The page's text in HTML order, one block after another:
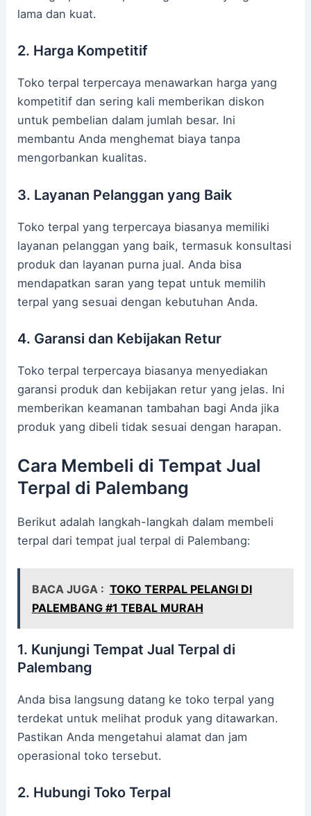
lama dan kuat.
2. Harga Kompetitif
Toko terpal terpercaya menawarkan harga yang
kompetitif dan sering kali memberikan diskon
untuk pembelian dalam jumlah besar. Ini
membantu Anda menghemat biaya tanpa
mengorbankan kualitas.
3. Layanan Pelanggan yang Baik
Toko terpal yang terpercaya biasanya memiliki
layanan pelanggan yang baik, termasuk konsultasi
produk dan layanan purna jual. Anda bisa
mendapatkan saran yang tepat untuk memilih
terpal yang sesuai dengan kebutuhan Anda.
4. Garansi dan Kebijakan Retur
Toko terpal terpercaya biasanya menyediakan
garansi produk dan kebijakan retur yang jelas. Ini
memberikan keamanan tambahan bagi Anda jika
produk yang dibeli tidak sesuai dengan harapan.
Cara Membeli di Tempat Jual
Terpal di Palembang
Berikut adalah langkah-langkah dalam membeli
terpal dari tempat jual terpal di Palembang:
BACA JUGA : TOKO TERPAL PELANGI DI
PALEMBANG #1 TEBAL MURAH
1. Kunjungi Tempat Jual Terpal di
Palembang
Anda bisa langsung datang ke toko terpal yang
terdekat untuk melihat produk yang ditawarkan.
Pastikan Anda mengetahui alamat dan jam
operasional toko tersebut.
2. Hubungi Toko Terpal